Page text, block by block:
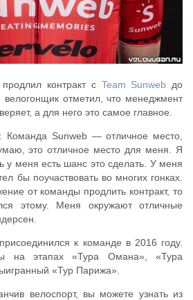
контракт с Team Sunweb до
велогонщик отметил, что менеджмент
а для него это самое главное.
Команда Sunweb — отличное место,
это отличное место для меня. Я
у меня есть шанс это сделать. У меня
бы поучаствовать во многих гонках.
от команды продлить контракт, то
этому. Меня окружают отличные
к команде в 2016 году.
на этапах «Тура Омана», «Тура
«Тур Парижа».
велоспорт, вы можете узнать из